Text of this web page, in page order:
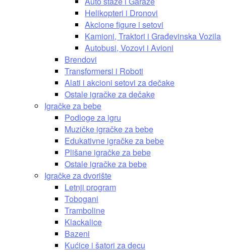
Helikopteri i Dronovi
Akcione figure i setovi
Kamioni, Traktori i Građevinska Vozila
Autobusi, Vozovi i Avioni
Brendovi
Transformersi i Roboti
Alati i akcioni setovi za dečake
Ostale igračke za dečake
Igračke za bebe
Podloge za igru
Muzičke igračke za bebe
Edukativne igračke za bebe
Plišane igračke za bebe
Ostale igračke za bebe
Igračke za dvorište
Letnji program
Tobogani
Tramboline
Klackalice
Bazeni
Kućice i šatori za decu